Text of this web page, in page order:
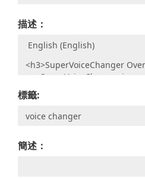
描述：
標籤:
簡述：